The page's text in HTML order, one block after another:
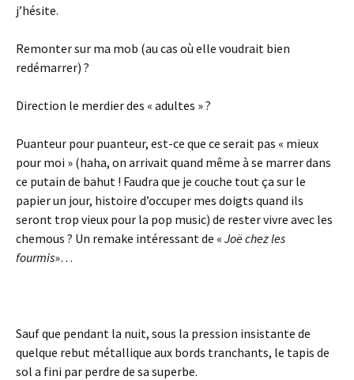
j’hésite.
Remonter sur ma mob (au cas où elle voudrait bien
redémarrer) ?
Direction le merdier des « adultes » ?
Puanteur pour puanteur, est-ce que ce serait pas « mieux
pour moi » (haha, on arrivait quand même à se marrer dans
ce putain de bahut ! Faudra que je couche tout ça sur le
papier un jour, histoire d’occuper mes doigts quand ils
seront trop vieux pour la pop music) de rester vivre avec les
chemous ? Un remake intéressant de « Joë chez les
fourmis»…
Sauf que pendant la nuit, sous la pression insistante de
quelque rebut métallique aux bords tranchants, le tapis de
sol a fini par perdre de sa superbe.